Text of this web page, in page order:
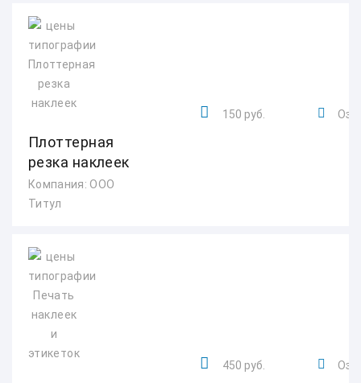
Плоттерная
резка наклеек
Компания: ООО
Титул
150 руб.
450 руб.